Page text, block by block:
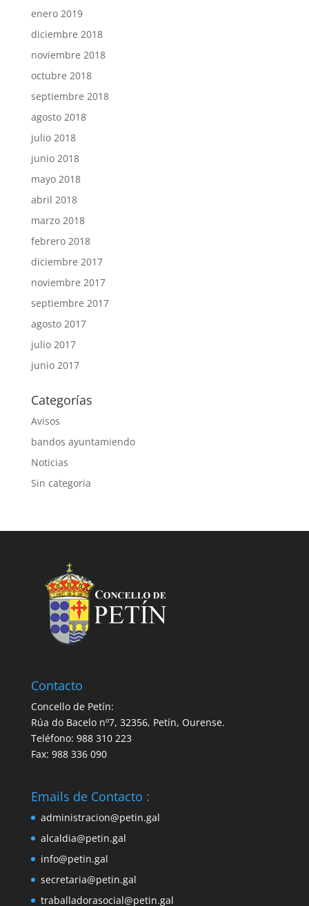
enero 2019
diciembre 2018
noviembre 2018
octubre 2018
septiembre 2018
agosto 2018
julio 2018
junio 2018
mayo 2018
abril 2018
marzo 2018
febrero 2018
diciembre 2017
noviembre 2017
septiembre 2017
agosto 2017
julio 2017
junio 2017
Categorías
Avisos
bandos ayuntamiendo
Noticias
Sin categoria
Contacto
Concello de Petín:
Rúa do Bacelo nº7, 32356, Petín, Ourense.
Teléfono: 988 310 223
Fax: 988 336 090
Emails de Contacto :
administracion@petin.gal
alcaldia@petin.gal
info@petin.gal
secretaria@petin.gal
traballadorasocial@petin.gal